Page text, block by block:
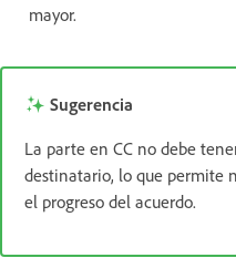
mayor.
Sugerencia
La parte en CC no debe
destinatario, lo que permite
el progreso del acuerdo.